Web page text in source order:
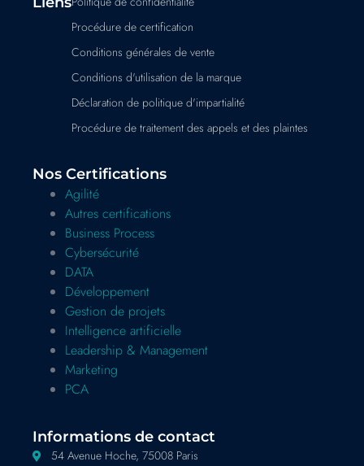
Procédure de certification
Conditions générales de vente
Conditions d'utilisation de la marque
Déclaration de politique d'impartialité
Procédure de traitement des appels et des plaintes
Nos Certifications
Agilité
Autres certifications
Business Process
Cybersécurité
DATA
Développement
Gestion de projets
Intelligence artificielle
Leadership & Management
Marketing
PCA
Informations de contact
54 Avenue Hoche, 75008 Paris